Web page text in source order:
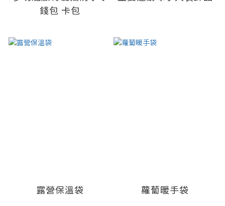
錢包 卡包
露營保溫袋 蘿蔔暖手袋